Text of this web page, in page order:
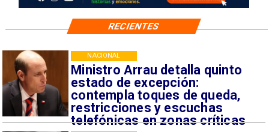
Ministro Arrau detalla quinto
estado de excepción:
contempla toques de queda,
restricciones y escuchas
telefónicas en zonas críticas
NACIONAL
RECIENTES